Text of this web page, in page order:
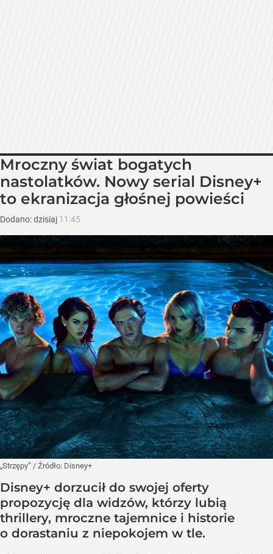
Mroczny świat bogatych
nastolatków. Nowy serial Disney+
to ekranizacja głośnej powieści
Dodano:dzisiaj 11:45
„Strzępy” / Źródło: Disney+
Disney+ dorzucił do swojej oferty
propozycję dla widzów, którzy lubią
thrillery, mroczne tajemnice i historie
o dorastaniu z niepokojem w tle.